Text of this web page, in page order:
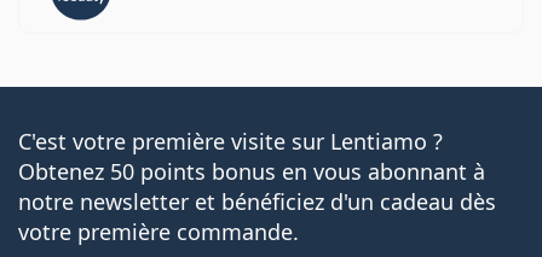
C'est votre première visite sur Lentiamo ?
Obtenez 50 points bonus en vous abonnant à
notre newsletter et bénéficiez d'un cadeau dès
votre première commande.